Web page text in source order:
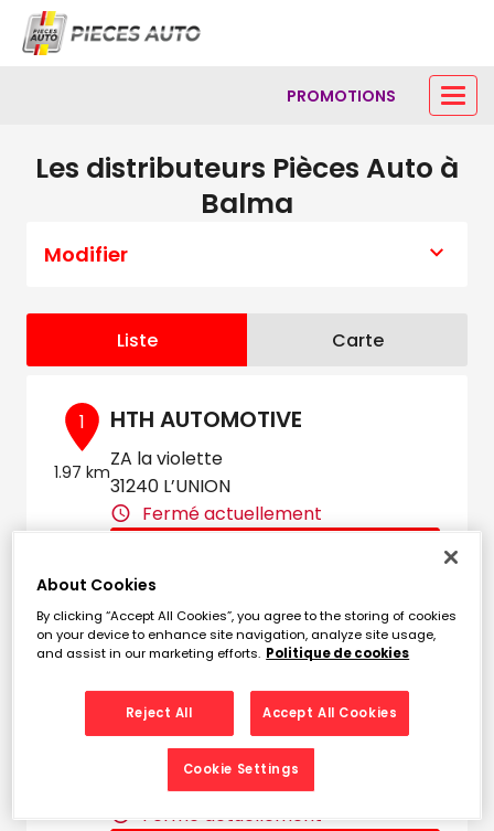
PROMOTIONS
Les distributeurs Pièces Auto à
Balma
Modifier
Liste Carte
1
1.97 km
HTH AUTOMOTIVE
ZA la violette
31240 L’UNION
Fermé actuellement
2
5.94
PIECES AUTO TOULOUSE -
LBPA
8 boulevard de Thibaud
31100 TOULOUSE
Fermé actuellement
About Cookies
By clicking “Accept All Cookies”, you agree to the storing of cookies
on your device to enhance site navigation, analyze site usage,
and assist in our marketing efforts. Politique de cookies
Reject All Accept All Cookies
Cookie Settings